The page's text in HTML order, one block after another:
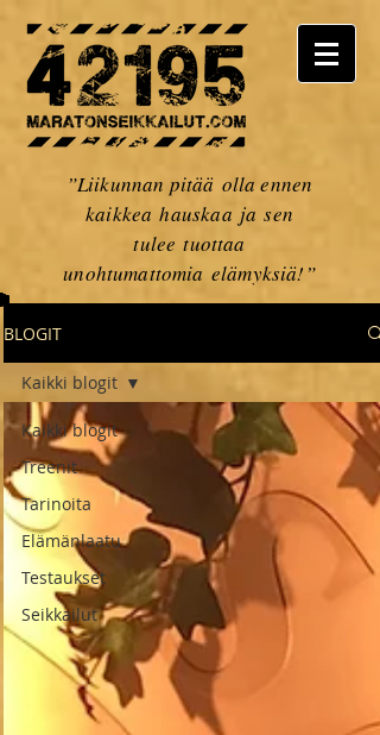
”Liikunnan pitää olla ennen
kaikkea hauskaa ja sen
tulee tuottaa
unohtumattomia elämyksiä!”
BLOGIT
Kaikki blogit
Treenit
Tarinoita
Elämänlaatu
Testaukset
Seikkailut
Kaikki blogit